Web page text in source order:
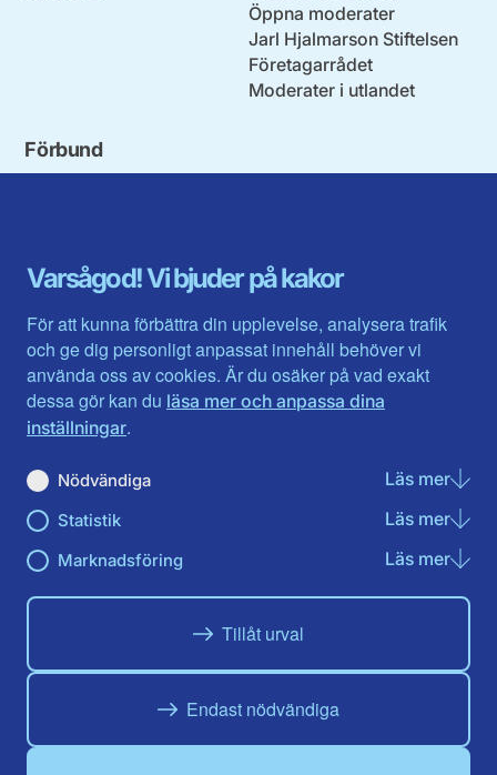
Varsågod! Vi bjuder på kakor
För att kunna förbättra din upplevelse, analysera trafik
och ge dig personligt anpassat innehåll behöver vi
använda oss av cookies. Är du osäker på vad exakt
dessa gör kan du läsa mer och anpassa dina
inställningar.
Nödvändiga Läs merom
Statistik Läs merom
Marknadsföring Läs merom
Tillåt urval
Endast nödvändiga
Öppna moderater
Jarl Hjalmarson Stiftelsen
Företagarrådet
Moderater i utlandet
Förbund
Gävleborg
Halland
Jämtlands län
Jönköpings län
Kalmar län
Kronobergs län
Norrbotten
Skåne län
Värmlands län
Västerbotten
Västra Götaland
Västernorrland
Västmanland
Örebro län
Östergötland
Du hittar oss här på sociala medier
Facebook
Instagram